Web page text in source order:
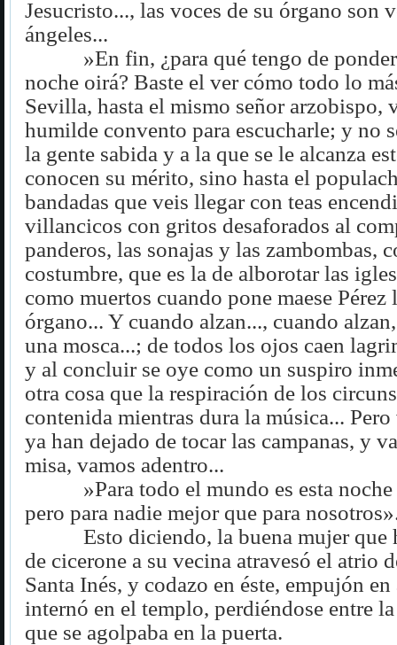
Jesucristo..., las voces de su órgano son
ángeles...
»En fin, ¿para qué tengo de
noche oirá? Baste el ver cómo todo lo
Sevilla, hasta el mismo señor arzobispo,
humilde convento para escucharle; y no
la gente sabida y a la que se le alcanza
conocen su mérito, sino hasta el
bandadas que veis llegar con teas
villancicos con gritos desaforados al
panderos, las sonajas y las zambombas,
costumbre, que es la de alborotar las
como muertos cuando pone maese Pérez
órgano... Y cuando alzan..., cuando
una mosca...; de todos los ojos caen
y al concluir se oye como un suspiro
otra cosa que la respiración de los
contenida mientras dura la música...
ya han dejado de tocar las campanas, y
misa, vamos adentro...
»Para todo el mundo es esta
pero para nadie mejor que para
Esto diciendo, la buena mujer que
de cicerone a su vecina atravesó el atrio
Santa Inés, y codazo en éste, empujón en
internó en el templo, perdiéndose entre
que se agolpaba en la puerta.